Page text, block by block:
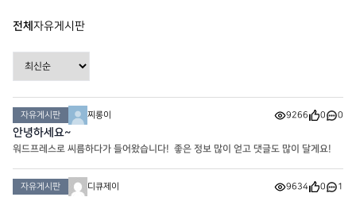
전체 자유게시판
자유게시판 찌롱이 9266 0 0
안녕하세요~
워드프레스로 씨름하다가 들어왔습니다! 좋은 정보 많이 얻고 댓글도 많이 달게요!
자유게시판 디큐제이 9634 0 1